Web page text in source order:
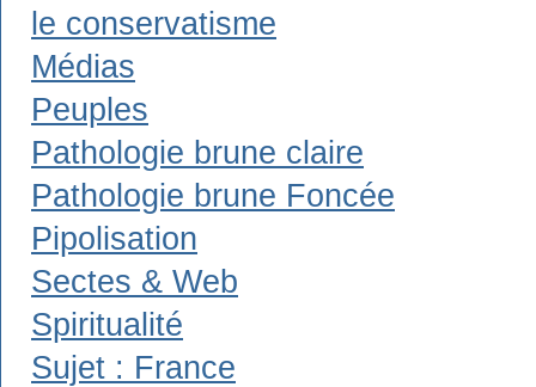
le conservatisme
Médias
Peuples
Pathologie brune claire
Pathologie brune Foncée
Pipolisation
Sectes & Web
Spiritualité
Sujet : France